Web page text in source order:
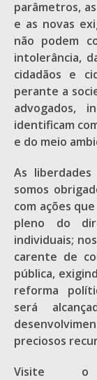
parâmetros,
e as novas
não podem
intolerância,
cidadãos e
perante a
advogados,
identificam
e do meio
As
somos
com ações
pleno do
individuais;
carente de
pública,
reforma
será
preciosos
Visite o